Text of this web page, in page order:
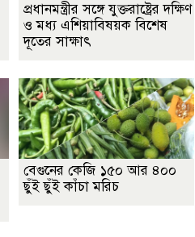
প্রধানমন্ত্রীর সঙ্গে যুক্তরাষ্ট্রের দক্ষিণ
ও মধ্য এশিয়াবিষয়ক বিশেষ
দূতের সাক্ষাৎ
বেগুনের কেজি ১৫০ আর ৪০০
ছুঁই ছুঁই কাঁচা মরিচ